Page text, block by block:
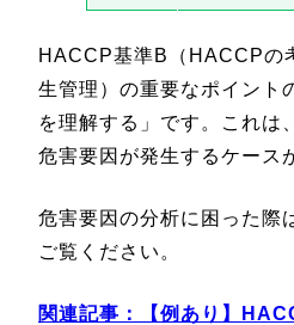
HACCP基準B（HACCPの
生管理）の重要なポイント
を理解する」です。これは
危害要因が発生するケース
危害要因の分析に困った際
ご覧ください。
関連記事：
【例あり】